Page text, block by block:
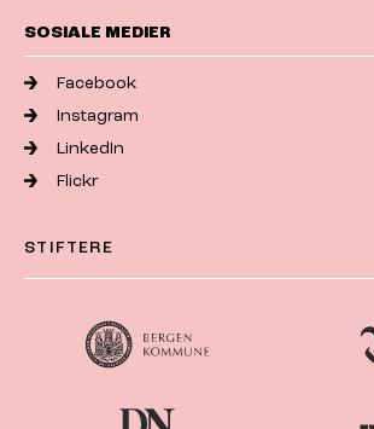
SOSIALE MEDIER
Facebook
Instagram
LinkedIn
Flickr
STIFTERE